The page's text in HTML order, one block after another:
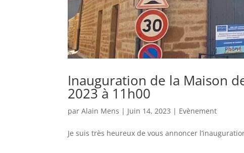
Inauguration de la Maison
2023 à 11h00
parAlain Mens | Juin 14, 2023 | Evènement
Je suis très heureux de vous annoncer